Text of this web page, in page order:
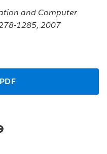
and Computer
1285, 2007